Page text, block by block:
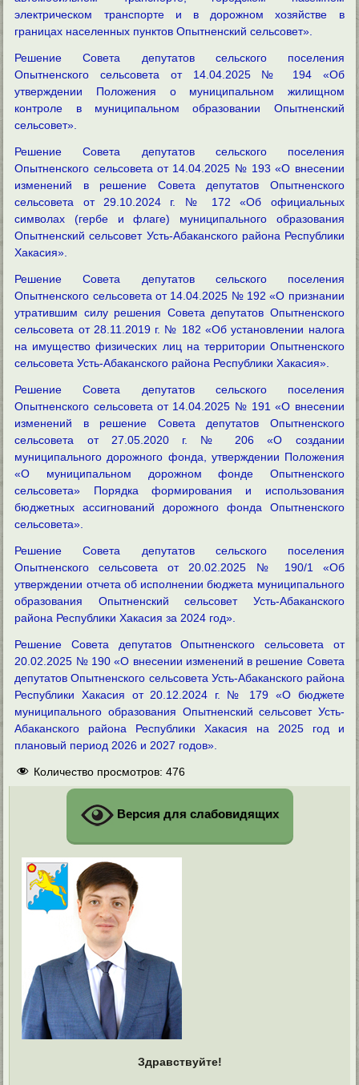
электрическом транспорте и в дорожном хозяйстве в
границах населенных пунктов Опытненский сельсовет».
Решение Совета депутатов сельского поселения
Опытненского сельсовета от 14.04.2025 № 194 «Об
утверждении Положения о муниципальном жилищном
контроле в муниципальном образовании Опытненский
сельсовет».
Решение Совета депутатов сельского поселения
Опытненского сельсовета от 14.04.2025 № 193 «О внесении
изменений в решение Совета депутатов Опытненского
сельсовета от 29.10.2024 г. № 172 «Об официальных
символах (гербе и флаге) муниципального образования
Опытненский сельсовет Усть-Абаканского района Республики
Хакасия».
Решение Совета депутатов сельского поселения
Опытненского сельсовета от 14.04.2025 № 192 «О признании
утратившим силу решения Совета депутатов Опытненского
сельсовета от 28.11.2019 г. № 182 «Об установлении налога
на имущество физических лиц на территории Опытненского
сельсовета Усть-Абаканского района Республики Хакасия».
Решение Совета депутатов сельского поселения
Опытненского сельсовета от 14.04.2025 № 191 «О внесении
изменений в решение Совета депутатов Опытненского
сельсовета от 27.05.2020 г. № 206 «О создании
муниципального дорожного фонда, утверждении Положения
«О муниципальном дорожном фонде Опытненского
сельсовета» Порядка формирования и использования
бюджетных ассигнований дорожного фонда Опытненского
сельсовета».
Решение Совета депутатов сельского поселения
Опытненского сельсовета от 20.02.2025 № 190/1 «Об
утверждении отчета об исполнении бюджета муниципального
образования Опытненский сельсовет Усть-Абаканского
района Республики Хакасия за 2024 год».
Решение Совета депутатов Опытненского сельсовета от
20.02.2025 № 190 «О внесении изменений в решение Совета
депутатов Опытненского сельсовета Усть-Абаканского района
Республики Хакасия от 20.12.2024 г. № 179 «О бюджете
муниципального образования Опытненский сельсовет Усть-
Абаканского района Республики Хакасия на 2025 год и
плановый период 2026 и 2027 годов».
Количество просмотров: 476
Версия для слабовидящих
Здравствуйте!